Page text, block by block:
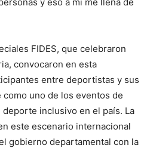
FIDES, que celebraron
convocaron en esta
entre deportistas y sus
uno de los eventos de
inclusivo en el país. La
este escenario internacional
gobierno departamental con la